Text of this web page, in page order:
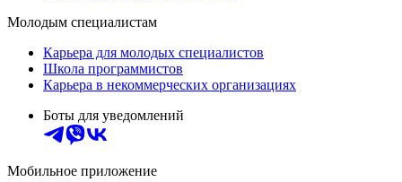
Молодым специалистам
Карьера для молодых специалистов
Школа программистов
Карьера в некоммерческих организациях
Боты для уведомлений
Мобильное приложение